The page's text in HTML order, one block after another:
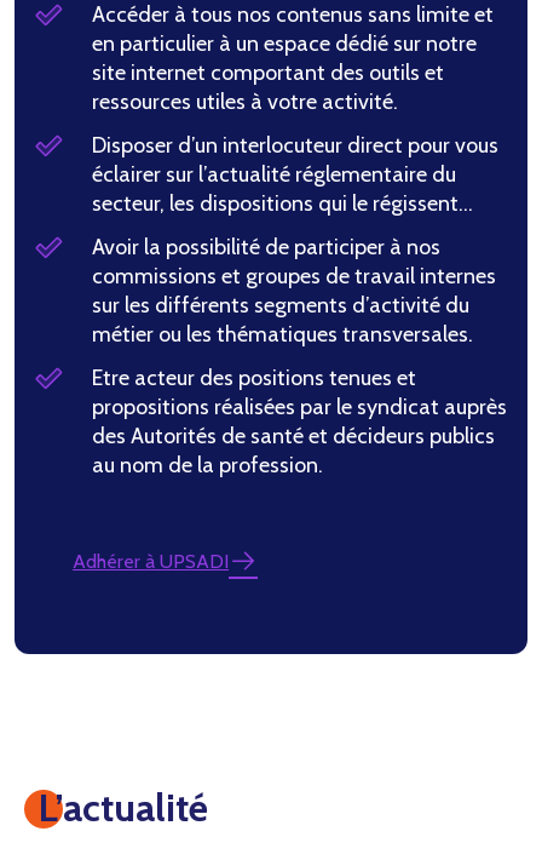
Accéder à tous nos contenus sans limite et
en particulier à un espace dédié sur notre
site internet comportant des outils et
ressources utiles à votre activité.
Disposer d’un interlocuteur direct pour vous
éclairer sur l’actualité réglementaire du
secteur, les dispositions qui le régissent…
Avoir la possibilité de participer à nos
commissions et groupes de travail internes
sur les différents segments d’activité du
métier ou les thématiques transversales.
Etre acteur des positions tenues et
propositions réalisées par le syndicat auprès
des Autorités de santé et décideurs publics
au nom de la profession.
Adhérer à UPSADI
L’actualité